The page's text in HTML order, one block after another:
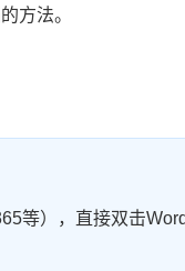
方法。
等），直接双击